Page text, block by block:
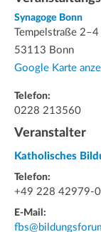
Synagoge Bonn
Tempelstraße 2–4
53113 Bonn
Google Karte
Telefon:
0228 213560
Veranstalter
Katholisches
Telefon:
+49 228 42979-0
E-Mail: